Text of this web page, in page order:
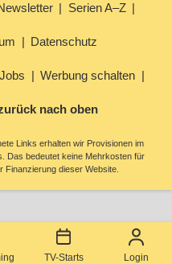
TV-Starts Login
Serien A–Z
Datenschutz
Jobs Werbung schalten
nach oben
Links erhalten wir Provisionen im
Das bedeutet keine Mehrkosten für
Finanzierung dieser Website.